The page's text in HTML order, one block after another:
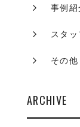
事例紹
スタ
その他
ARCHIVE